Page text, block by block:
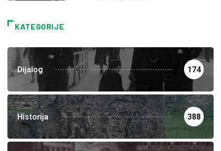
KATEGORIJE
Dijalog 174
Historija 388